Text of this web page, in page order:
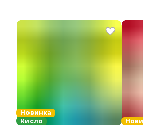
Новинка
Кисло